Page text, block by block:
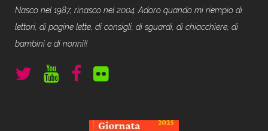
Nasco nel 1987, rinasco nel 2004. Adoro quando mi riempio di
lettori, di pagine lette, di consigli, di sguardi, di chiacchiere, di
bambini e di nonni!!